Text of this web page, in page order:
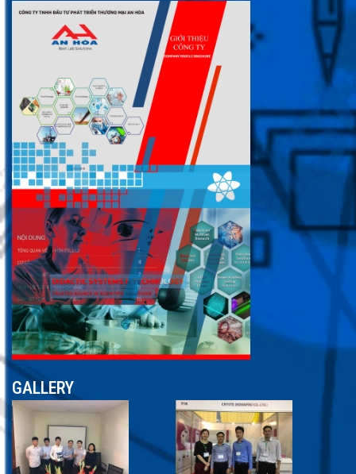
GALLERY